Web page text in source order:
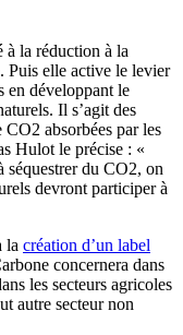
la réduction à la
Puis elle active le levier
en développant le
Il s’agit des
CO2 absorbées par les
Hulot le précise : «
séquestrer du CO2, on
devront participer à
la création d’un label
concernera dans
les secteurs agricoles
autre secteur non